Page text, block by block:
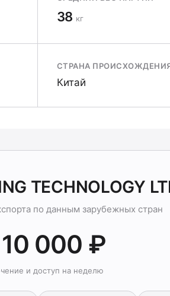
38 кг
СТРАНА
Китай
TECHNOLOGY
по данным зарубежных стран
000 ₽
и доступ на неделю